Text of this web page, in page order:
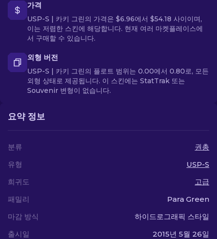
가격
USP-S | 카키 그린의 가격은 $6.96에서 $54.18 사이이며,
이는 저렴한 스킨에 해당합니다. 현재 여러 마켓플레이스에
서 구매할 수 있습니다.
외형 버전
USP-S | 카키 그린의 플로트 범위는 0.00에서 0.80로, 모든
외형 상태로 제공됩니다. 이 스킨에는 StatTrak 또는
Souvenir 변형이 없습니다.
요약 정보
분류
권총
유형
USP-S
희귀도
고급
패밀리
Para Green
마감 방식
하이드로그래픽 스타일
출시일
2015년 5월 26일